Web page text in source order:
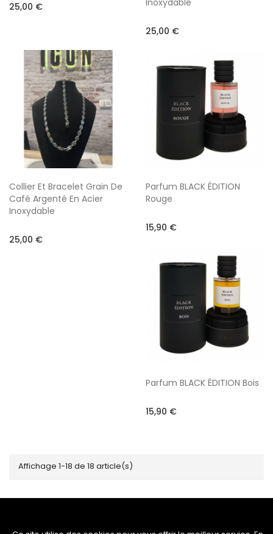
25,00 €
Inoxydable
25,00 €
Collier Et Bracelet Grain De
Café Argenté En Acier
Inoxydable
25,00 €
Parfum BLACK ÉDITION
Rouge
15,90 €
Parfum BLACK ÉDITION Bois
15,90 €
Affichage 1-18 de 18 article(s)